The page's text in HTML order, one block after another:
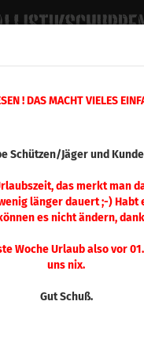
! DAS MACHT VIELES
Schützen/Jäger und
das merkt man
länger dauert ;-) Habt
es nicht ändern,
Woche Urlaub also vor
uns nix.
Gut Schuß.